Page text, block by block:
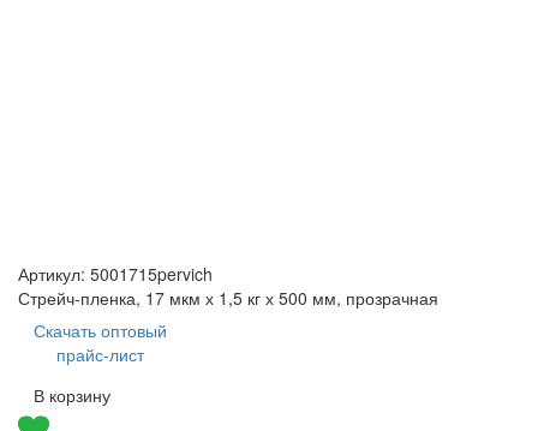
Артикул: 5001715pervich
Стрейч-пленка, 17 мкм х 1,5 кг х 500 мм, прозрачная
Скачать оптовый
прайс-лист
В корзину